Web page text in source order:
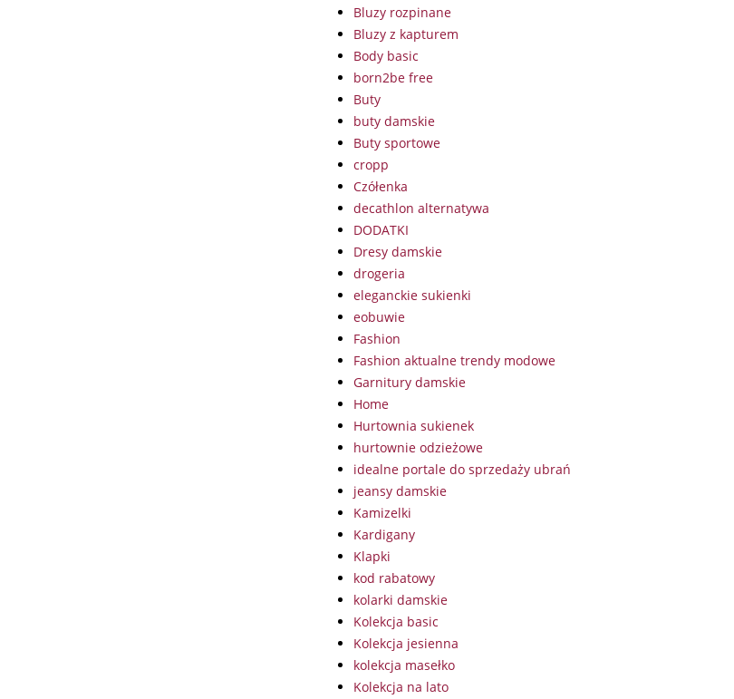
Bluzy rozpinane
Bluzy z kapturem
Body basic
born2be free
Buty
buty damskie
Buty sportowe
cropp
Czółenka
decathlon alternatywa
DODATKI
Dresy damskie
drogeria
eleganckie sukienki
eobuwie
Fashion
Fashion aktualne trendy modowe
Garnitury damskie
Home
Hurtownia sukienek
hurtownie odzieżowe
idealne portale do sprzedaży ubrań
jeansy damskie
Kamizelki
Kardigany
Klapki
kod rabatowy
kolarki damskie
Kolekcja basic
Kolekcja jesienna
kolekcja masełko
Kolekcja na lato